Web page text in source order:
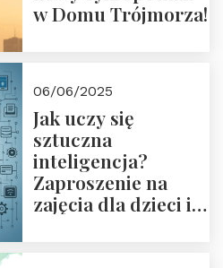
w Domu Trójmorza!
06/06/2025
Jak uczy się
sztuczna
inteligencja?
Zaproszenie na
zajęcia dla dzieci i